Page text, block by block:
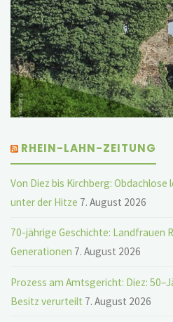
RHEIN-LAHN-ZEITUNG
Von Diez bis Kirchberg:
unter der Hitze 7. August 2026
70-jährige Geschichte: Landfrauen
Generationen 7. August 2026
Prozess am Amtsgericht: Diez:
Besitz verurteilt 7. August 2026